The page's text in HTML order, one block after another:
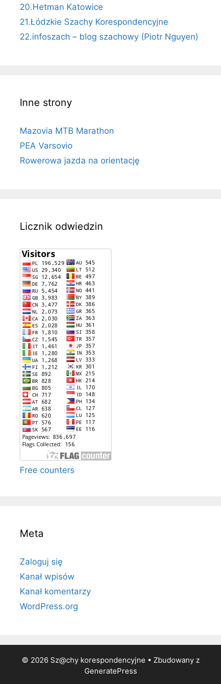
20.Hetman Katowice
21.Łódzkie Szachy Korespondencyjne
22.infoszach – blog szachowy (Piotr Nguyen)
Inne strony
Mazovia MTB Marathon
PEA Varsovio
Rowerowa jazda na orientację
Licznik odwiedzin
Free counters
Meta
Zaloguj się
Kanał wpisów
Kanał komentarzy
WordPress.org
© 2026 Sz@chy korespondencyjne • Zbudowany z
GeneratePress